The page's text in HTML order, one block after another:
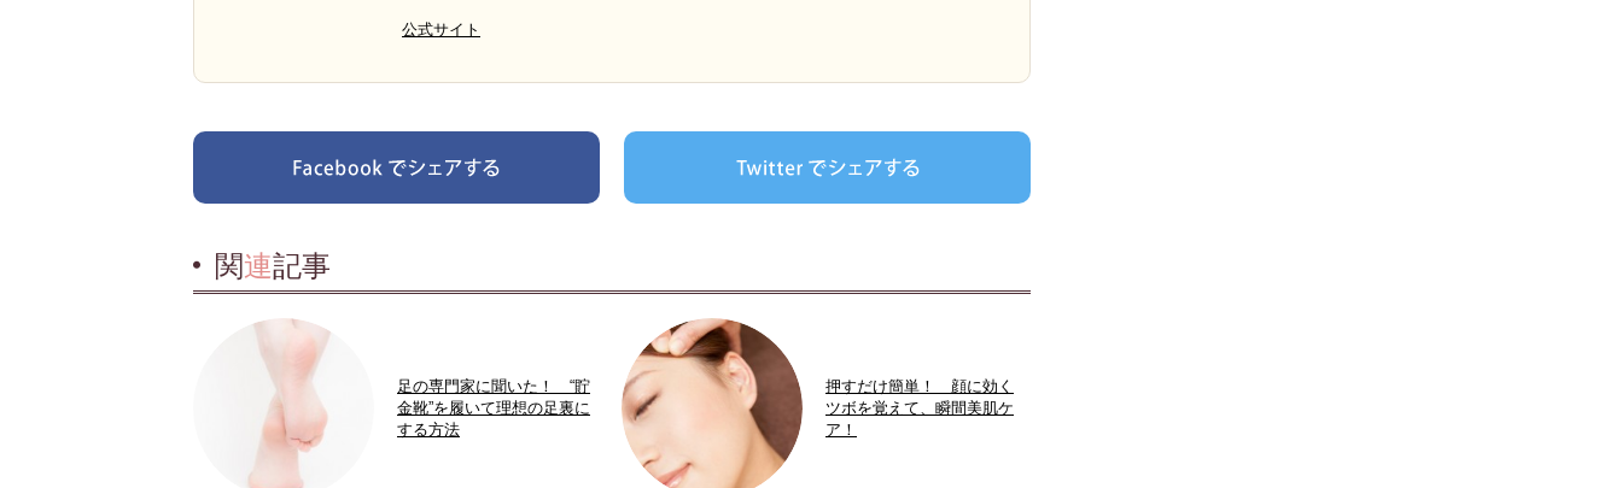
公式サイト
関連記事
足の専門家に聞いた！ “貯
金靴”を履いて理想の足裏に
する方法
押すだけ簡単！ 顔に効く
ツボを覚えて、瞬間美肌ケ
ア！